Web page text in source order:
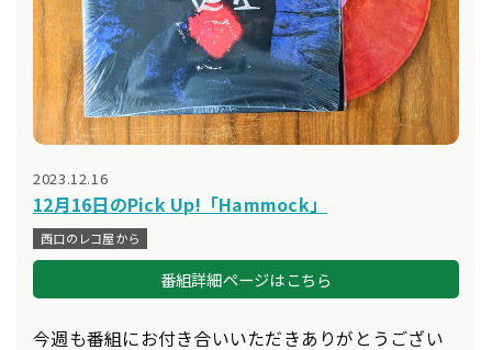
2023.12.16
12月16日のPick Up!「Hammock」
西口のレコ屋から
番組詳細ページはこちら
今週も番組にお付き合いいただきありがとうござい